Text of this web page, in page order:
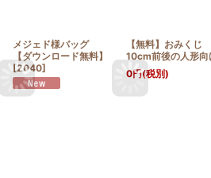
メジェド様バッグ
【ダウンロード無料】
[2040]
【無料】おみくじ
10cm前後の人形向
0円(税別)